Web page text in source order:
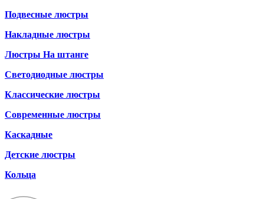
Подвесные люстры
Накладные люстры
Люстры На штанге
Светодиодные люстры
Классические люстры
Современные люстры
Каскадные
Детские люстры
Кольца